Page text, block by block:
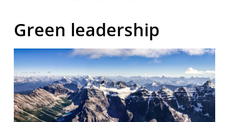
Green leadership